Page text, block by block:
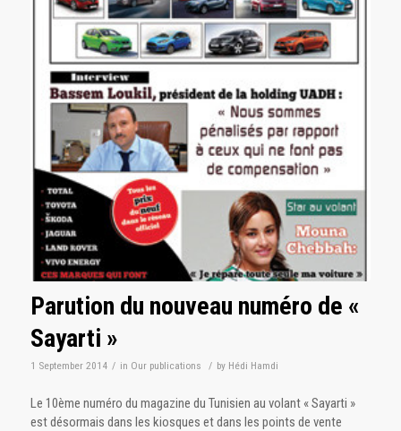
Parution du nouveau numéro de «
Sayarti »
1 September 2014 / in Our publications / by Hédi Hamdi
Le 10ème numéro du magazine du Tunisien au volant « Sayarti »
est désormais dans les kiosques et dans les points de vente